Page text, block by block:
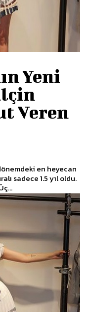
Yeni
Veren
en heyecan
sadece 1.5 yıl oldu.